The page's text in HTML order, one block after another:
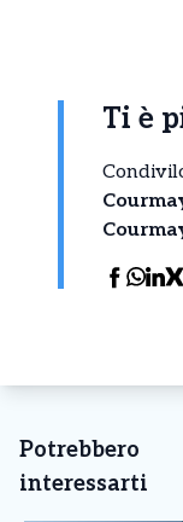
Ti è
Potrebbero
interessarti